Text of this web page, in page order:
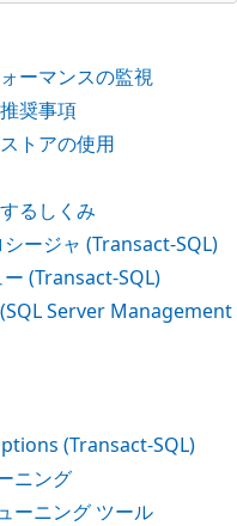
ーマンスの監視
奨事項
トアの使用
るしくみ
ージャ (Transact-SQL)
(Transact-SQL)
Server Management
(Transact-SQL)
ニング
ーニング ツール